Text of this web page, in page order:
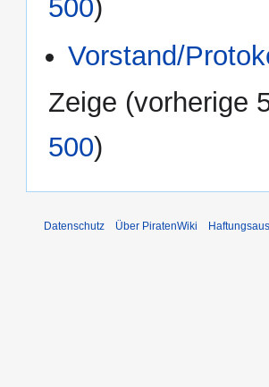
500)
Vorstand/
Zeige (vorherige
500)
Datenschutz Über PiratenWiki